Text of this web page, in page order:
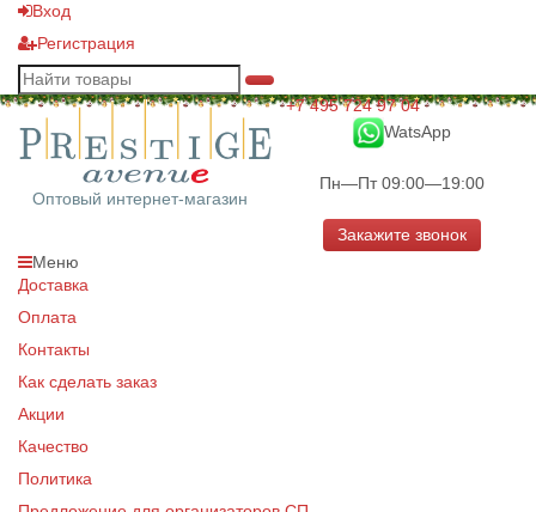
Вход
Регистрация
Оптовый интернет-магазин
+7 495 724 97 04
WatsApp
Пн—Пт 09:00—19:00
Закажите звонок
Меню
Доставка
Оплата
Контакты
Как сделать заказ
Акции
Качество
Политика